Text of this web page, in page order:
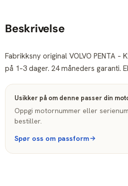
Beskrivelse
Fabrikksny original VOLVO PENTA –
på 1–3 dager. 24 måneders garanti.
Usikker på om denne passer din
Oppgi motornummer eller
bestiller.
Spør oss om passform